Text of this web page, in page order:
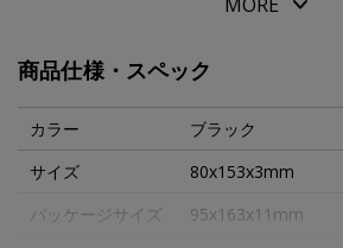
地にはやわらかな質感のマイクロフ
革はイタリア・ミラノの老舗タンナー
ラーミ社」による美しく鮮やかな発
商品仕様・スペック
カラー
ブラック
サイズ
80x153x3mm
パッケージサイズ
95x163x11mm